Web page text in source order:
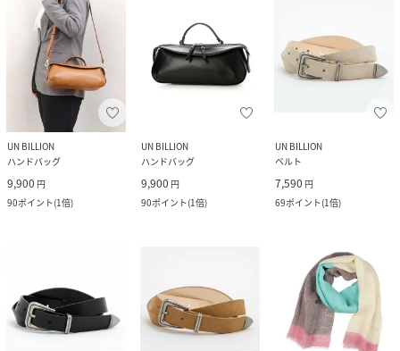
UN BILLION
ハンドバッグ
9,900 円
90ポイント(1倍)
UN BILLION
ハンドバッグ
9,900 円
90ポイント(1倍)
UN BILLION
ベルト
7,590 円
69ポイント(1倍)